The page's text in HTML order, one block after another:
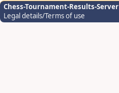
Chess-Tournament-Results-Server
Legal details/Terms of use